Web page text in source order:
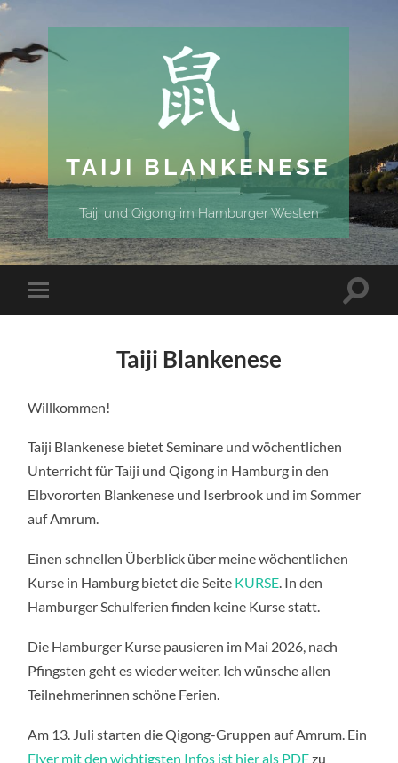
TAIJI BLANKENESE
Taiji und Qigong im Hamburger Westen
Taiji Blankenese
Willkommen!
Taiji Blankenese bietet Seminare und wöchentlichen
Unterricht für Taiji und Qigong in Hamburg in den
Elbvororten Blankenese und Iserbrook und im Sommer
auf Amrum.
Einen schnellen Überblick über meine wöchentlichen
Kurse in Hamburg bietet die Seite KURSE. In den
Hamburger Schulferien finden keine Kurse statt.
Die Hamburger Kurse pausieren im Mai 2026, nach
Pfingsten geht es wieder weiter. Ich wünsche allen
Teilnehmerinnen schöne Ferien.
Am 13. Juli starten die Qigong-Gruppen auf Amrum. Ein
Flyer mit den wichtigsten Infos ist hier als PDFzu